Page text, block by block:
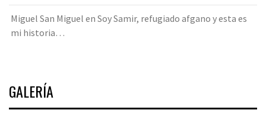
Miguel San Miguel en Soy Samir, refugiado afgano y esta es
mi historia…
GALERÍA